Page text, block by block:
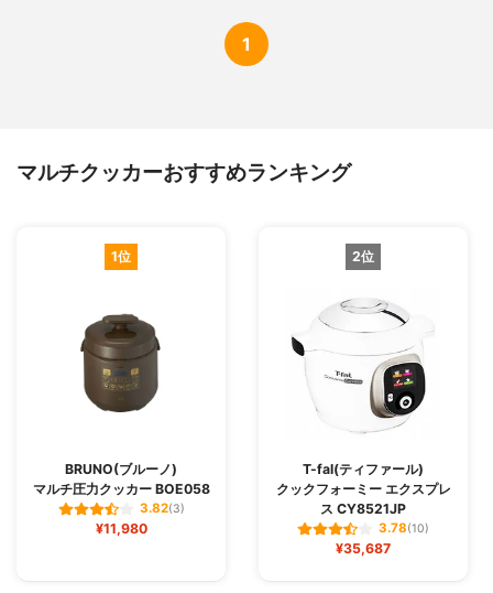
1
マルチクッカーおすすめランキング
1位
BRUNO(ブルーノ)
マルチ圧力クッカー BOE058
3.82(3)
¥11,980
2位
T-fal(ティファール)
クックフォーミー エクスプレ
ス CY8521JP
3.78(10)
¥35,687